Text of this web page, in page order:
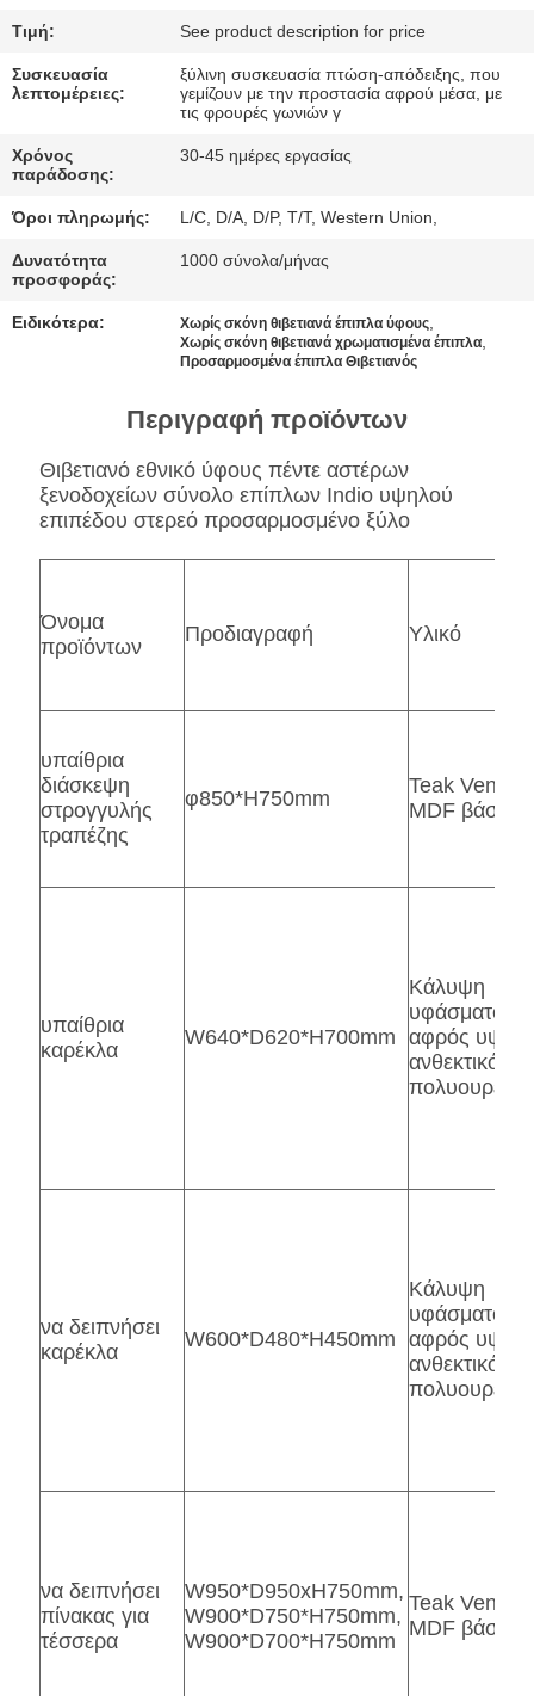
SITEMAP
ΠΟΛΙΤΙΚΉ
ΜΥΣΤΙΚΌΤΗΤΑΣ
Τιμή: See product description for price
Συσκευασία
λεπτομέρειες:
ξύλινη συσκευασία πτώση-απόδειξης, που
γεμίζουν με την προστασία αφρού μέσα, με
τις φρουρές γωνιών γ
Χρόνος
παράδοσης:
30-45 ημέρες εργασίας
Όροι πληρωμής: L/C, D/A, D/P, T/T, Western Union,
Δυνατότητα
προσφοράς:
1000 σύνολα/μήνας
Ειδικότερα: Χωρίς σκόνη θιβετιανά έπιπλα ύφους
Χωρίς σκόνη θιβετιανά χρωματισμένα έπιπλα
Προσαρμοσμένα έπιπλα Θιβετιανός
Περιγραφή προϊόντων
Θιβετιανό εθνικό ύφους πέντε αστέρων
ξενοδοχείων σύνολο επίπλων Indio υψηλού
επιπέδου στερεό προσαρμοσμένο ξύλο
Όνομα
προϊόντων
Προδιαγραφή Υλικό
υπαίθρια
διάσκεψη
στρογγυλής
τραπέζης
φ850*H750mm
Teak
MDF βάση
υπαίθρια
καρέκλα
W640*D620*H700mm
Κάλυψη
υφάσματος/
αφρός
να δειπνήσει
καρέκλα
W600*D480*H450mm
Κάλυψη
υφάσματος/
αφρός
να δειπνήσει
πίνακας για
τέσσερα
W950*D950xH750mm,
W900*D750*H750mm,
W900*D700*H750mm
Teak
MDF βάση